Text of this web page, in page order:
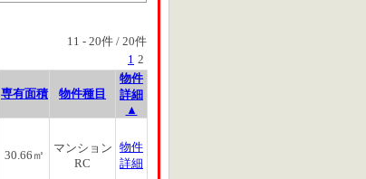
11 - 20件 / 20件
1 2
専有面積 物件種目
物件
詳細
▲
30.66㎡
マンション
RC
物件
詳細